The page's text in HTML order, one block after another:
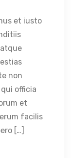
et iusto
non
officia
et
facilis
[…]